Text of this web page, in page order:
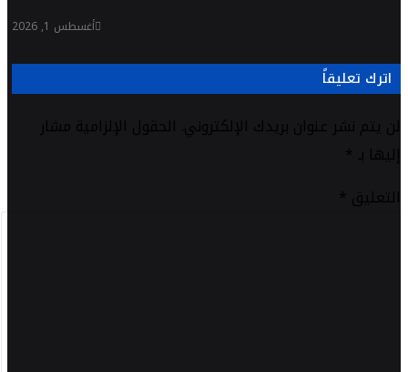
أغسطس 1, 2026
اترك تعليقاً
لن يتم نشر عنوان بريدك الإلكتروني. الحقول الإلزامية مشار
إليها بـ *
التعليق *